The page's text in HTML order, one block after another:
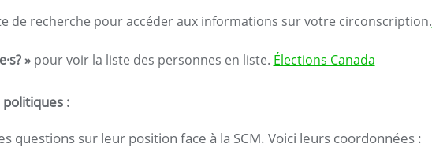
de recherche pour accéder aux informations sur votre circonscription.
»pour voir la liste des personnes en liste. Élections Canada
:
questions sur leur position face à la SCM. Voici leurs coordonnées :